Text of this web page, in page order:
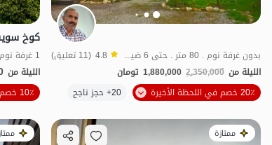
بدون غرفة نوم . 80 متر . حتى 6 ضيف 4.8 (11 تعليق)
الليلة من 2,350,000
1,880,000 تومان
20٪ خصم في اللحظة الأخيرة
20+ حجز ناجح منظر
1 غرفة نوم . 50 متر . حتى 3 ضيف
الليلة من
10٪ خصم من ليلة 5
ممتازة